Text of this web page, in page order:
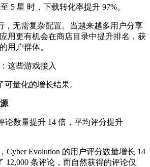
5 星 时，下载转化率提升 97%。
，无需复杂配置。当越来越多用户分享
用更有机会在商店目录中提升排名，获
用户群体。
这些游戏接入
可量化的增长结果。
论数量提升 14 倍，平均评分提升
Cyber Evolution 的用户评分数量增长 14
12,000 条评论，而自然获得的评论仅